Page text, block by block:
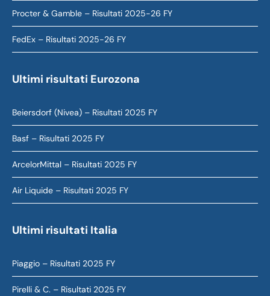
Procter & Gamble – Risultati 2025-26 FY
FedEx – Risultati 2025-26 FY
Ultimi risultati Eurozona
Beiersdorf (Nivea) – Risultati 2025 FY
Basf – Risultati 2025 FY
ArcelorMittal – Risultati 2025 FY
Air Liquide – Risultati 2025 FY
Ultimi risultati Italia
Piaggio – Risultati 2025 FY
Pirelli & C. – Risultati 2025 FY